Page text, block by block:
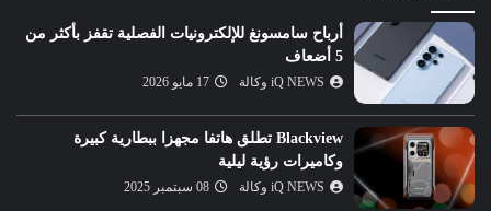
أرباح سامسونغ للإلكترونيات الفصلية تقفز بأكثر من
5 أضعاف
iQ NEWS وكالة 17 مايو 2026
Blackview تطلق هاتفا مجهزا ببطارية كبيرة
وكاميرات رؤية ليلية
iQ NEWS وكالة 08 سبتمبر 2025